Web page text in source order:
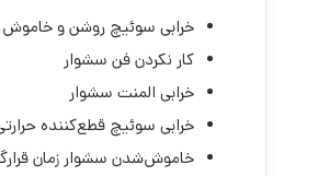
خرابی سوئیچ روشن و
کار نکردن فن سشوار
خرابی المنت سشوار
خرابی سوئیچ قطع‌کننده
خاموش‌شدن سشوار زمان